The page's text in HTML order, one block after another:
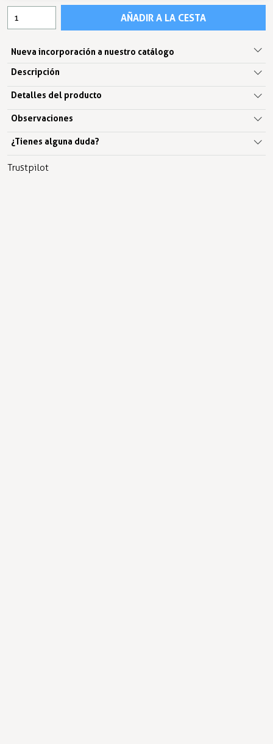
AÑADIR A LA CESTA
Nueva incorporación a nuestro catálogo
Descripción
Detalles del producto
Observaciones
¿Tienes alguna duda?
Trustpilot